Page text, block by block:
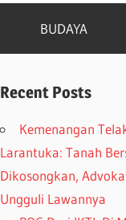
BUDAYA
Recent Posts
Kemenangan
Larantuka: Tanah
Dikosongkan,
Ungguli Lawannya